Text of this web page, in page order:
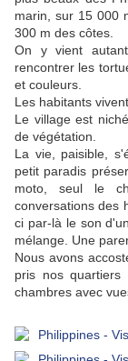
marin, sur 15 000
300 m des côtes.
On y vient
rencontrer les
et couleurs.
Les habitants
Le village est
de végétation.
La vie, paisible,
petit paradis
moto, seul le
conversations des
ci par-là le son
mélange. Une
Nous avons
pris nos quartiers
chambres avec